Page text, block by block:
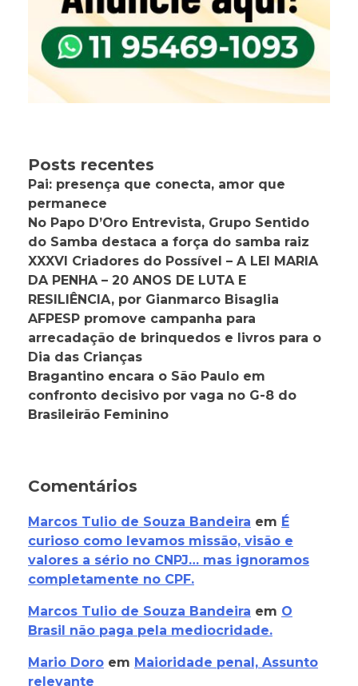
Posts recentes
Pai: presença que conecta, amor que
permanece
No Papo D’Oro Entrevista, Grupo Sentido
do Samba destaca a força do samba raiz
XXXVI Criadores do Possível – A LEI MARIA
DA PENHA – 20 ANOS DE LUTA E
RESILIÊNCIA, por Gianmarco Bisaglia
AFPESP promove campanha para
arrecadação de brinquedos e livros para o
Dia das Crianças
Bragantino encara o São Paulo em
confronto decisivo por vaga no G-8 do
Brasileirão Feminino
Comentários
Marcos Tulio de Souza Bandeira em É
curioso como levamos missão, visão e
valores a sério no CNPJ… mas ignoramos
completamente no CPF.
Marcos Tulio de Souza Bandeira em O
Brasil não paga pela mediocridade.
Mario Doro em Maioridade penal, Assunto
relevante